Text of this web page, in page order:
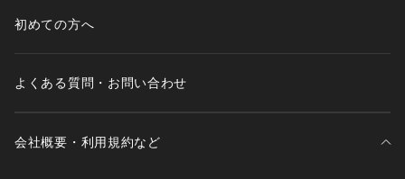
初めての方へ
よくある質問・お問い合わせ
会社概要・利用規約など